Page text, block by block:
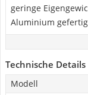
geringe
Aluminium
Technische Details
Modell